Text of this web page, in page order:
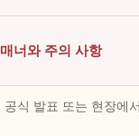
너와 주의 사항
공식 발표 또는 현장에